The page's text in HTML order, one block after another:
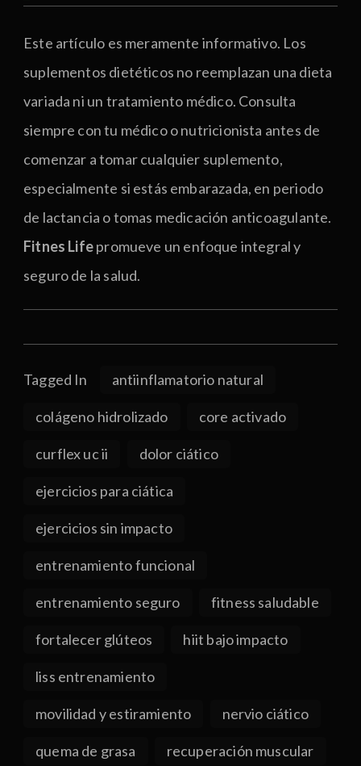
Este artículo es meramente informativo. Los
suplementos dietéticos no reemplazan una dieta
variada ni un tratamiento médico. Consulta
siempre con tu médico o nutricionista antes de
comenzar a tomar cualquier suplemento,
especialmente si estás embarazada, en periodo
de lactancia o tomas medicación anticoagulante.
Fitnes Lifepromueve un enfoque integral y
seguro de la salud.
Tagged In antiinflamatorio natural
colágeno hidrolizado core activado
curflex uc ii dolor ciático
ejercicios para ciática
ejercicios sin impacto
entrenamiento funcional
entrenamiento seguro fitness saludable
fortalecer glúteos hiit bajo impacto
liss entrenamiento
movilidad y estiramiento nervio ciático
quema de grasa recuperación muscular